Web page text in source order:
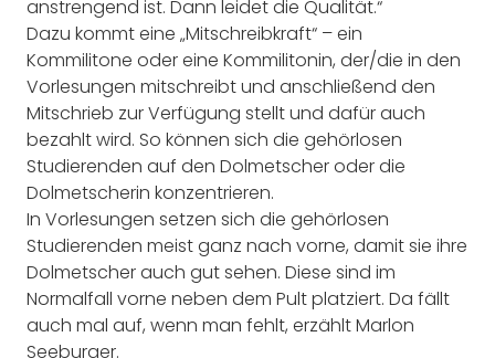
anstrengend ist. Dann leidet die Qualität.“
Dazu kommt eine „Mitschreibkraft“ – ein
Kommilitone oder eine Kommilitonin, der/die in den
Vorlesungen mitschreibt und anschließend den
Mitschrieb zur Verfügung stellt und dafür auch
bezahlt wird. So können sich die gehörlosen
Studierenden auf den Dolmetscher oder die
Dolmetscherin konzentrieren.
In Vorlesungen setzen sich die gehörlosen
Studierenden meist ganz nach vorne, damit sie ihre
Dolmetscher auch gut sehen. Diese sind im
Normalfall vorne neben dem Pult platziert. Da fällt
auch mal auf, wenn man fehlt, erzählt Marlon
Seeburger.